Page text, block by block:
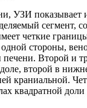
УЗИ показывает
сегмент,
четкие
стороны,
печени. Второй и
второй в
краниальной.
квадратной